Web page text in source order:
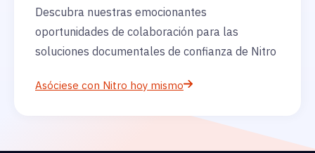
Descubra nuestras emocionantes
oportunidades de colaboración para las
soluciones documentales de confianza de Nitro
Asóciese con Nitro hoy mismo